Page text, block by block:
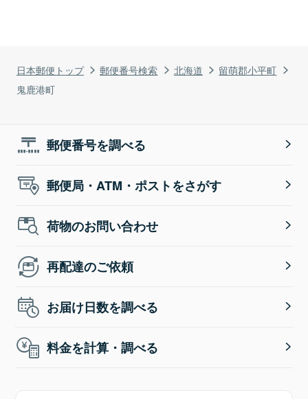
日本郵便トップ 郵便番号検索 北海道
留萌郡小平町
鬼鹿港町
郵便番号を調べる
郵便局・ATM・ポストをさがす
荷物のお問い合わせ
再配達のご依頼
お届け日数を調べる
料金を計算・調べる